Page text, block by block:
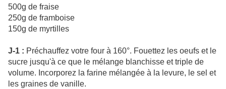
500g de fraise
250g de framboise
150g de myrtilles
J-1 : Préchauffez votre four à 160°. Fouettez les oeufs et le
sucre jusqu'à ce que le mélange blanchisse et triple de
volume. Incorporez la farine mélangée à la levure, le sel et
les graines de vanille.